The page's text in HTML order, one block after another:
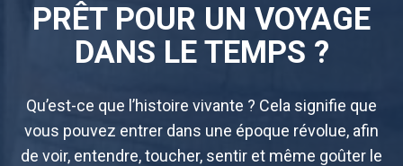
PRÊT POUR UN VOYAGE
DANS LE TEMPS ?
Qu’est-ce que l’histoire vivante ? Cela signifie que
vous pouvez entrer dans une époque révolue, afin
de voir, entendre, toucher, sentir et même goûter le